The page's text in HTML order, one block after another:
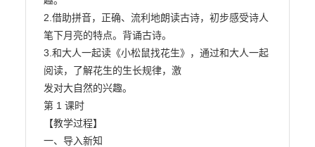
2.借助拼音，正确、流利地朗读古诗，初步感受诗人
笔下月亮的特点。背诵古诗。
3.和大人一起读《小松鼠找花生》，通过和大人一起
阅读，了解花生的生长规律，激
发对大自然的兴趣。
第 1 课时
【教学过程】
一、导入新知